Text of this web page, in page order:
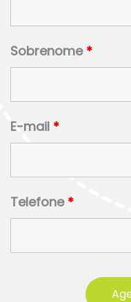
Sobrenome *
E-mail *
Telefone *